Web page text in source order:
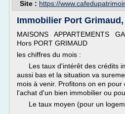
Site : https://
Immobilier Port
MAISONS APPARTEMENTS
Hors PORT GRIMAUD
les chiffres du mois :
Les taux d'intérêt des crédits
aussi bas et la situation va
mois à venir. Profitons on en
l'achat d'un bien immobilier ou
Le taux moyen (pour un